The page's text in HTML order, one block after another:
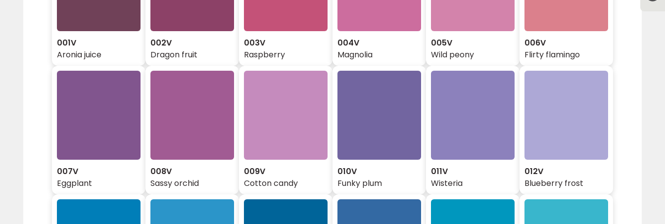
001V
Aronia juice
002V
Dragon fruit
003V
Raspberry
004V
Magnolia
005V
Wild peony
006V
Flirty flamingo
007V
Eggplant
008V
Sassy orchid
009V
Cotton candy
010V
Funky plum
011V
Wisteria
012V
Blueberry frost